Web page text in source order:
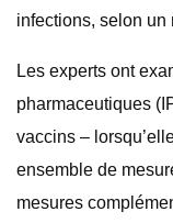
infections, selon un
Les experts ont
pharmaceutiques
vaccins –
ensemble de
mesures